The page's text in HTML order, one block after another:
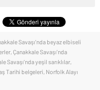
Savaşı'nda beyaz elbiseli
, Çanakkale Savaşı'nda
Savaşı'nda yeşil sarıklılar,
Tarihi belgeleri, Norfolk Alayı